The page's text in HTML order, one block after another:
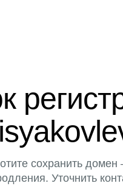
сохранить
Уточнить